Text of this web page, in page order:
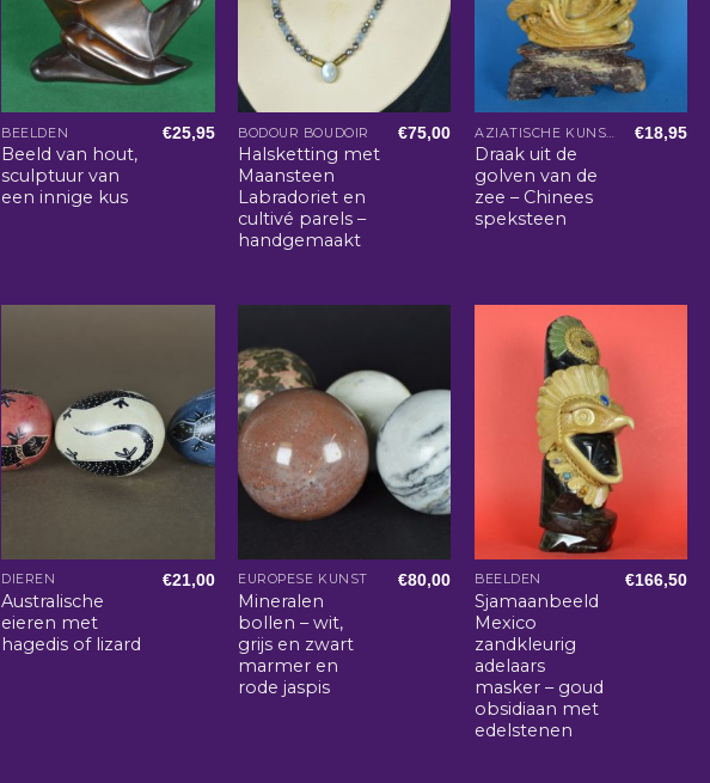
BEELDEN
Beeld van hout,
sculptuur van
een innige kus
€25,95 BODOUR BOUDOIR
Halsketting met
Maansteen
Labradoriet en
cultivé parels –
handgemaakt
€75,00
Draak uit de
golven van de
zee – Chinees
speksteen
€18,95
DIEREN
Australische
eieren met
hagedis of lizard
€21,00 EUROPESE KUNST
Mineralen
bollen – wit,
grijs en zwart
marmer en
rode jaspis
€80,00 BEELDEN
Sjamaanbeeld
Mexico
zandkleurig
adelaars
masker – goud
obsidiaan met
edelstenen
€166,50